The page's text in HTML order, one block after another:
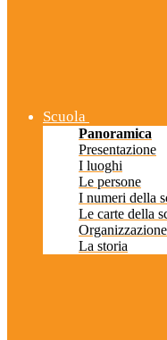
Scuola
Panoramica
Presentazione
I luoghi
Le persone
I numeri della
Le carte della
Organizzazione
La storia